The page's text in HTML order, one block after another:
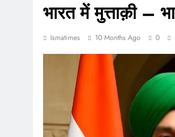
भारत में मुत्ताक़ी –
Ismatimes 10 Months Ago 0